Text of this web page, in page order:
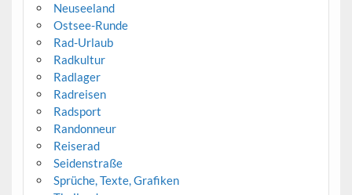
Neuseeland
Ostsee-Runde
Rad-Urlaub
Radkultur
Radlager
Radreisen
Radsport
Randonneur
Reiserad
Seidenstraße
Sprüche, Texte, Grafiken